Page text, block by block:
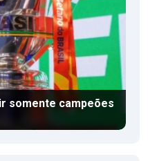
somente campeões